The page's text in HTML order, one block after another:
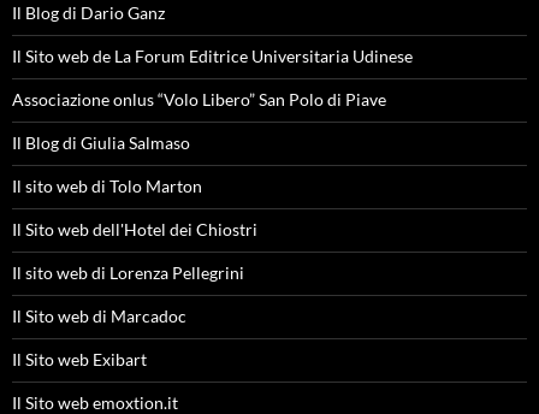
Il Blog di Dario Ganz
Il Sito web de La Forum Editrice Universitaria Udinese
Associazione onlus “Volo Libero” San Polo di Piave
Il Blog di Giulia Salmaso
Il sito web di Tolo Marton
Il Sito web dell'Hotel dei Chiostri
Il sito web di Lorenza Pellegrini
Il Sito web di Marcadoc
Il Sito web Exibart
Il Sito web emoxtion.it